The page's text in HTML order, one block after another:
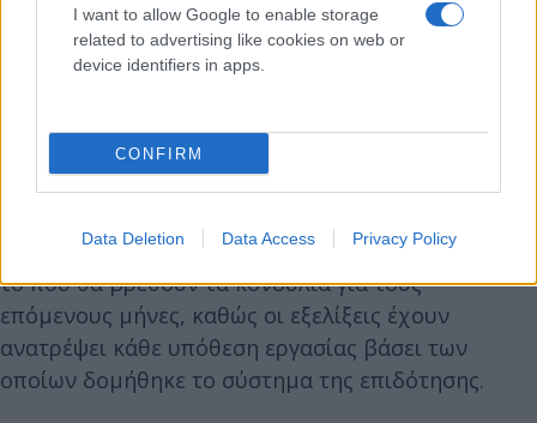
I want to allow Google to enable storage
related to advertising like cookies on web or
device identifiers in apps.
CONFIRM
Data Deletion Data Access Privacy Policy
50 λεπτά. Από τις χθεσινές δηλώσεις του κ.
Σταϊκούρα πάντως φάνηκε ότι η κυβέρνηση είναι
αποφασισμένη να καλύψει το αυξημένο αυτό
Αυτό που πλέον απασχολεί, όχι μόνο την
οποίας διατηρείται μέσω των επιδοτήσεων, είναι
το πού θα βρεθούν τα κονδύλια για τους
επόμενους μήνες, καθώς οι εξελίξεις έχουν
ανατρέψει κάθε υπόθεση εργασίας βάσει των
οποίων δομήθηκε το σύστημα της επιδότησης.